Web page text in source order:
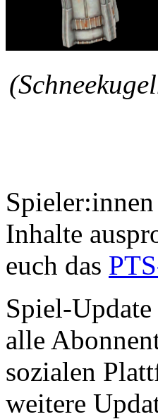
Inhalte
euch das
Spiel-
alle
sozialen
weitere